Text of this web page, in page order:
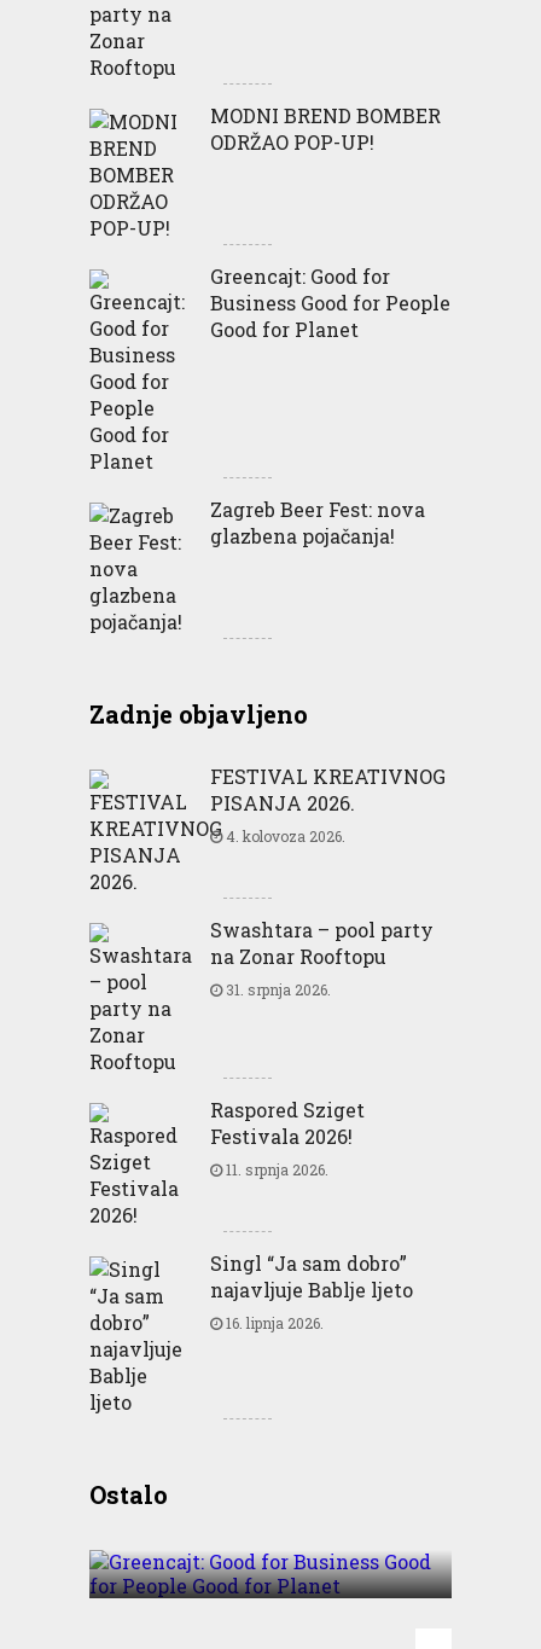
MODNI BREND BOMBER
ODRŽAO POP-UP!
Greencajt: Good for
Business Good for People
Good for Planet
Zagreb Beer Fest: nova
glazbena pojačanja!
Zadnje objavljeno
FESTIVAL KREATIVNOG
PISANJA 2026.
4. kolovoza 2026.
Swashtara – pool party
na Zonar Rooftopu
31. srpnja 2026.
Raspored Sziget
Festivala 2026!
11. srpnja 2026.
Singl “Ja sam dobro”
najavljuje Bablje ljeto
16. lipnja 2026.
OstaloBusiness Good for People